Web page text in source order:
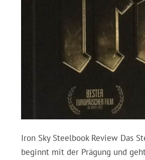
Iron Sky Steelbook Review Das
beginnt mit der Prägung und